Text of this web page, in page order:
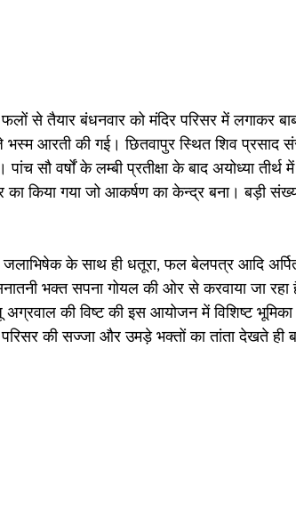
से तैयार बंधनवार को मंदिर परिसर में लगाकर
भस्म आरती की गई। छितवापुर स्थित शिव प्रसाद
सौ वर्षों के लम्बी प्रतीक्षा के बाद अयोध्या तीर्थ
का किया गया जो आकर्षण का केन्द्र बना। बड़ी
के साथ ही धतूरा, फल बेलपत्र आदि
भक्त सपना गोयल की ओर से करवाया जा
की विष्ट की इस आयोजन में विशिष्ट
की सज्जा और उमड़े भक्तों का तांता देखते ही